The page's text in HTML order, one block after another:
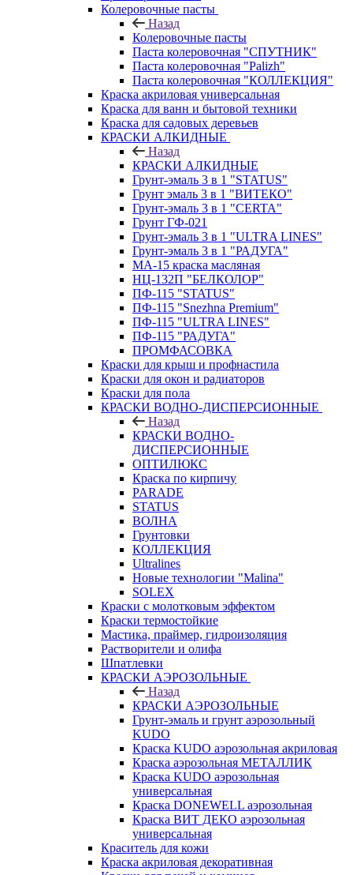
Колеровочные пасты
Назад
Колеровочные пасты
Паста колеровочная "СПУТНИК"
Паста колеровочная "Palizh"
Паста колеровочная "КОЛЛЕКЦИЯ"
Краска акриловая универсальная
Краска для ванн и бытовой техники
Краска для садовых деревьев
КРАСКИ АЛКИДНЫЕ
Назад
КРАСКИ АЛКИДНЫЕ
Грунт-эмаль 3 в 1 "STATUS"
Грунт эмаль 3 в 1 "ВИТЕКО"
Грунт-эмаль 3 в 1 "CERTA"
Грунт ГФ-021
Грунт-эмаль 3 в 1 "ULTRA LINES"
Грунт-эмаль 3 в 1 "РАДУГА"
МА-15 краска масляная
НЦ-132П "БЕЛКОЛОР"
ПФ-115 "STATUS"
ПФ-115 "Snezhna Premium"
ПФ-115 "ULTRA LINES"
ПФ-115 "РАДУГА"
ПРОМФАСОВКА
Краски для крыш и профнастила
Краски для окон и радиаторов
Краски для пола
КРАСКИ ВОДНО-ДИСПЕРСИОННЫЕ
Назад
КРАСКИ ВОДНО-
ДИСПЕРСИОННЫЕ
ОПТИЛЮКС
Краска по кирпичу
PARADE
STATUS
ВОЛНА
Грунтовки
КОЛЛЕКЦИЯ
Ultralines
Новые технологии "Malina"
SOLEX
Краски с молотковым эффектом
Краски термостойкие
Мастика, праймер, гидроизоляция
Растворители и олифа
Шпатлевки
КРАСКИ АЭРОЗОЛЬНЫЕ
Назад
КРАСКИ АЭРОЗОЛЬНЫЕ
Грунт-эмаль и грунт аэрозольный
KUDO
Краска KUDO аэрозольная акриловая
Краска аэрозольная МЕТАЛЛИК
Краска KUDO аэрозольная
универсальная
Краска DONEWELL аэрозольная
Краска ВИТ ДЕКО аэрозольная
универсальная
Краситель для кожи
Краска акриловая декоративная